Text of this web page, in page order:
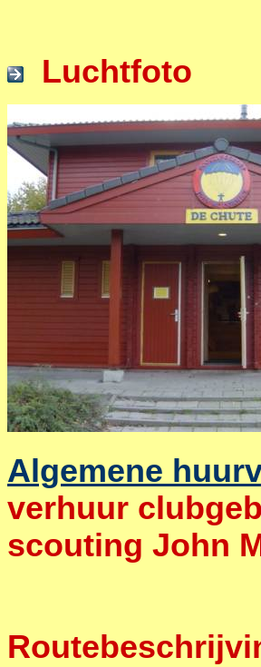
Luchtfoto
Algemene
verhuur
scouting John